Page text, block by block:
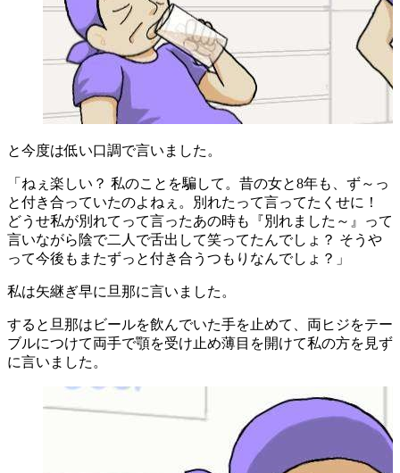
と今度は低い口調で言いました。
「ねぇ楽しい？ 私のことを騙して。昔の女と8年も、ず～っ
と付き合っていたのよねぇ。別れたって言ってたくせに！
どうせ私が別れてって言ったあの時も『別れました～』って
言いながら陰で二人で舌出して笑ってたんでしょ？ そうや
って今後もまたずっと付き合うつもりなんでしょ？」
私は矢継ぎ早に旦那に言いました。
すると旦那はビールを飲んでいた手を止めて、両ヒジをテー
ブルにつけて両手で顎を受け止め薄目を開けて私の方を見ず
に言いました。